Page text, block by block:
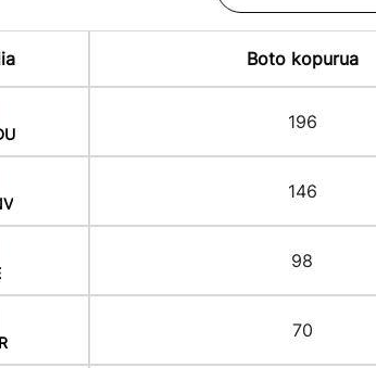
Boto kopurua
196
146
98
70